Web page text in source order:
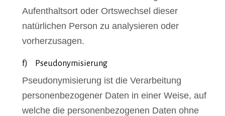
Aufenthaltsort oder Ortswechsel dieser
natürlichen Person zu analysieren oder
vorherzusagen.
f) Pseudonymisierung
Pseudonymisierung ist die Verarbeitung
personenbezogener Daten in einer Weise, auf
welche die personenbezogenen Daten ohne